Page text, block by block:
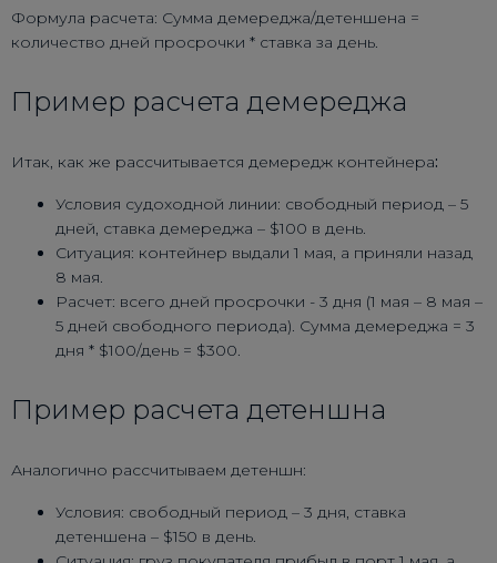
Формула расчета: Сумма демереджа/детеншена =
количество дней просрочки * ставка за день.
Пример расчета демереджа
Итак, как же рассчитывается демередж контейнера:
Условия судоходной линии: свободный период – 5
дней, ставка демереджа – $100 в день.
Ситуация: контейнер выдали 1 мая, а приняли назад
8 мая.
Расчет: всего дней просрочки - 3 дня (1 мая – 8 мая –
5 дней свободного периода). Сумма демереджа = 3
дня * $100/день = $300.
Пример расчета детеншна
Аналогично рассчитываем детеншн:
Условия: свободный период – 3 дня, ставка
детеншена – $150 в день.